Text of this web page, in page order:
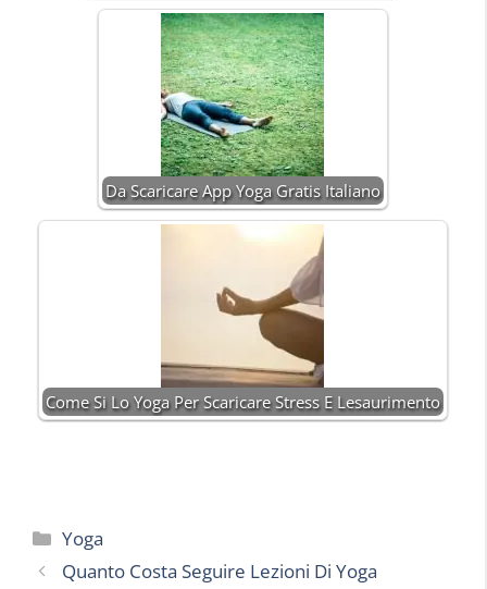
Da Scaricare App Yoga Gratis Italiano
Come Si Lo Yoga Per Scaricare Stress E Lesaurimento
Categorie
Yoga
Quanto Costa Seguire Lezioni Di Yoga